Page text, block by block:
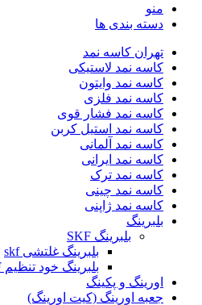
منو
دسته بندی ها
تهران کاسه نمد
کاسه نمد لاستیکی
کاسه نمد وایتون
کاسه نمد فلزی
کاسه نمد فشار قوی
کاسه نمد استیل کربن
کاسه نمد آلمانی
کاسه نمد ایرانی
کاسه نمد ترک
کاسه نمد چینی
کاسه نمد ژاپنی
بلبرینگ
بلبرینگ SKF
بلبرینگ غلتشی skf
بلبرینگ خود تنظیم SKF
اورینگ و پکینگ
جعبه اورینگ (کیت اورینگ)